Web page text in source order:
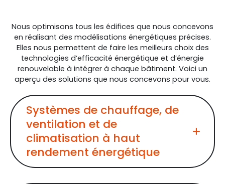
Nous optimisons tous les édifices que nous concevons
en réalisant des modélisations énergétiques précises.
Elles nous permettent de faire les meilleurs choix des
technologies d’efficacité énergétique et d’énergie
renouvelable à intégrer à chaque bâtiment. Voici un
aperçu des solutions que nous concevons pour vous.
Systèmes de chauffage, de
ventilation et de
climatisation à haut
rendement énergétique